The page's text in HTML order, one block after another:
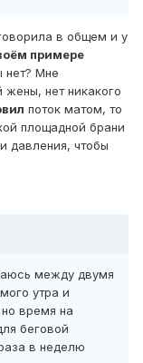
в общем и у
примере
нет? Мне
жены, нет никакого
поток матом, то
площадной брани
давления, чтобы
между двумя
утра и
время на
беговой
в неделю